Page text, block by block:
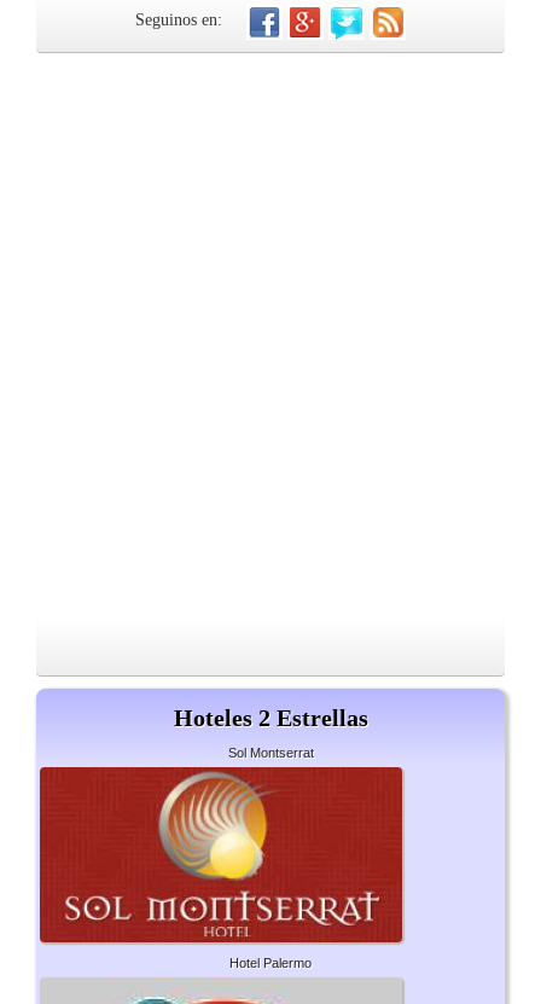
Seguinos en:
Hoteles 2 Estrellas
Sol Montserrat
Hotel Palermo